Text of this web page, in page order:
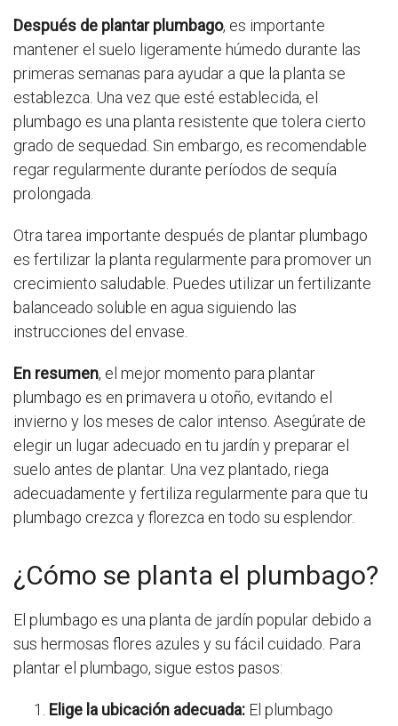
Después de plantar plumbago, es importante
mantener el suelo ligeramente húmedo durante las
primeras semanas para ayudar a que la planta se
establezca. Una vez que esté establecida, el
plumbago es una planta resistente que tolera cierto
grado de sequedad. Sin embargo, es recomendable
regar regularmente durante períodos de sequía
prolongada.
Otra tarea importante después de plantar plumbago
es fertilizar la planta regularmente para promover un
crecimiento saludable. Puedes utilizar un fertilizante
balanceado soluble en agua siguiendo las
instrucciones del envase.
En resumen, el mejor momento para plantar
plumbago es en primavera u otoño, evitando el
invierno y los meses de calor intenso. Asegúrate de
elegir un lugar adecuado en tu jardín y preparar el
suelo antes de plantar. Una vez plantado, riega
adecuadamente y fertiliza regularmente para que tu
plumbago crezca y florezca en todo su esplendor.
¿Cómo se planta el plumbago?
El plumbago es una planta de jardín popular debido a
sus hermosas flores azules y su fácil cuidado. Para
plantar el plumbago, sigue estos pasos:
Elige la ubicación adecuada: El plumbago